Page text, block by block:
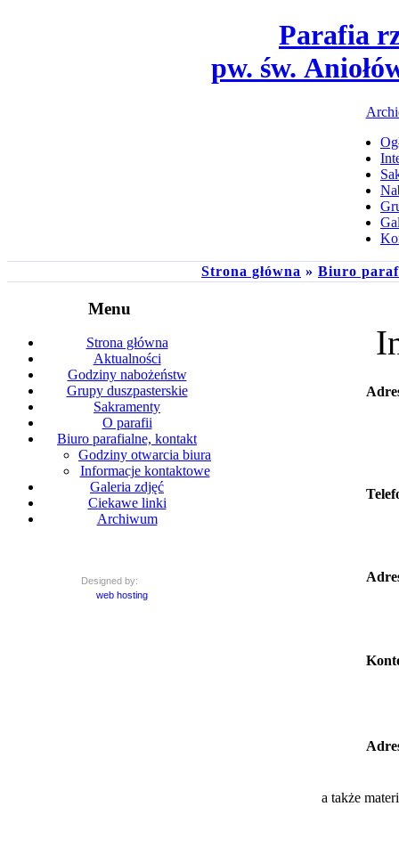
Parafia
pw. św.
Strona główna » Biuro
Menu
Strona główna
Aktualności
Godziny nabożeństw
Grupy duszpasterskie
Sakramenty
O parafii
Biuro parafialne, kontakt
Godziny otwarcia biura
Informacje kontaktowe
Galeria zdjęć
Ciekawe linki
Archiwum
Designed by:
web hosting
a także